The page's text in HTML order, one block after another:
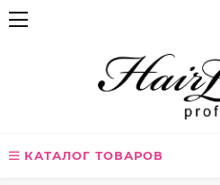
КАТАЛОГ ТОВАРОВ